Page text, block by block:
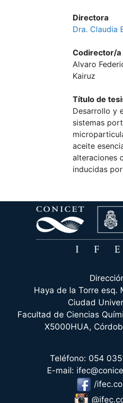
Directora
Dra. Claudia
Codirector/a
Alvaro
Kairuz
Título de
Desarrollo y
sistemas
aceite
alteraciones
inducidas
Haya de la Torre esq.
Ciudad
Facultad de Ciencias
X5000HUA,
Teléfono: 054
E-mail:
/